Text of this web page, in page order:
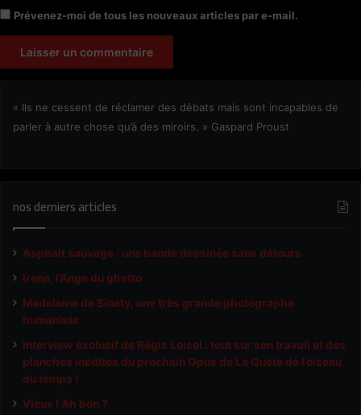
Prévenez-moi de tous les nouveaux articles par e-mail.
« Ils ne cessent de réclamer des débats mais sont incapables de
parler à autre chose qu’à des miroirs. » Gaspard Proust
nos derniers articles
Asphalt sauvage : une bande dessinée sans détours
Irena, l’Ange du ghetto
Madeleine de Sinéty, une très grande photographe
humaniste
Interview exclusif de Régis Loisel : tout sur son travail et des
planches inédites du prochain Opus de La Quête de l’oiseau
du temps !
Vieux ! Ah bon ?